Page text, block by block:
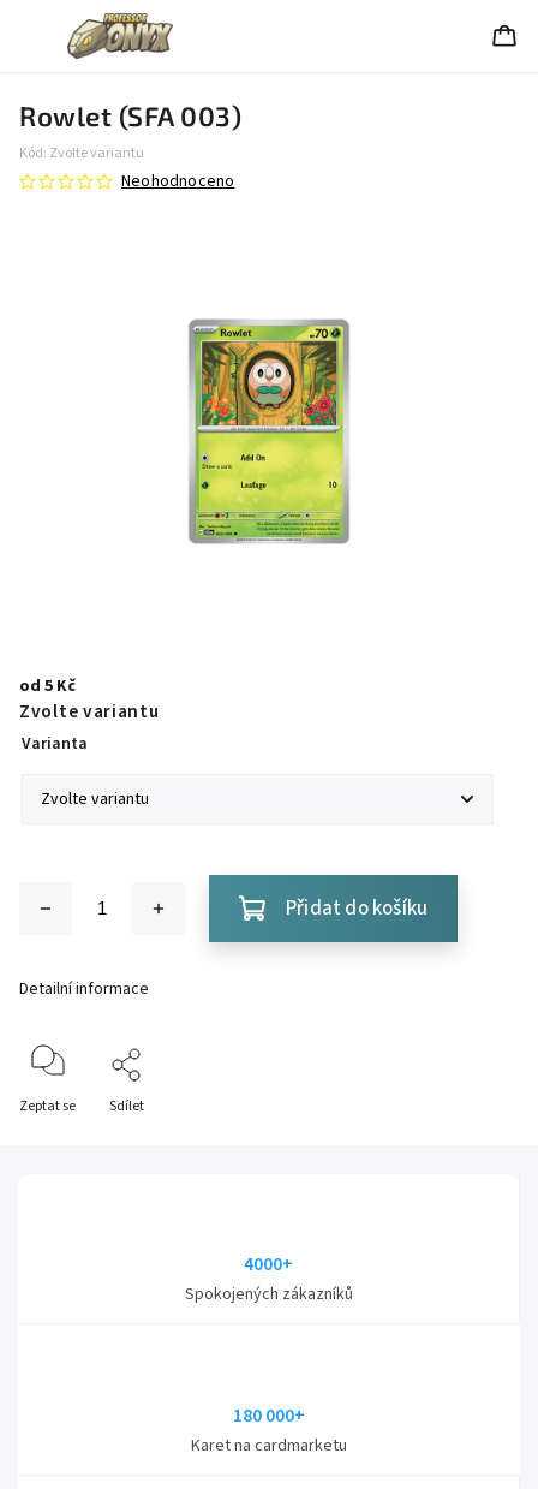
Rowlet (SFA 003)
Kód: Zvolte variantu
Neohodnoceno
od 5 Kč
Zvolte variantu
Varianta
Přidat do košíku
Detailní informace
Zeptat se Sdílet
4000+
Spokojených zákazníků
180 000+
Karet na cardmarketu